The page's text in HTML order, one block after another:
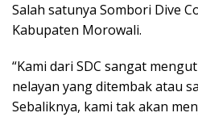
Salah satunya Sombori Dive
Kabupaten Morowali.
“Kami dari SDC sangat
nelayan yang ditembak atau
Sebaliknya, kami tak akan